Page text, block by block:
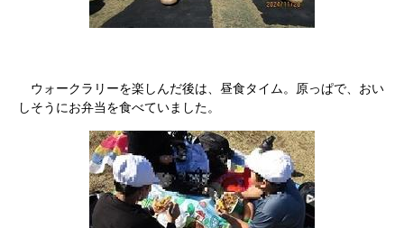
ウォークラリーを楽しんだ後は、昼食タイム。原っぱで、おい
しそうにお弁当を食べていました。